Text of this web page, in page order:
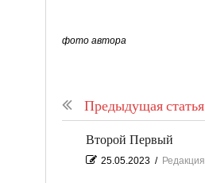
фото автора
Предыдущая статья
Второй Первый
25.05.2023 / Редакция